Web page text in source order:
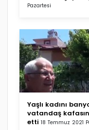
Pazartesi
Yaşlı kadını
vatandaş
etti 18 Temmuz 2021